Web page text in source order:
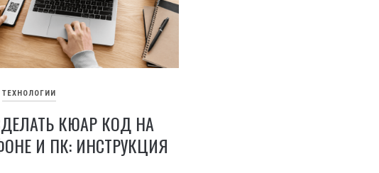
ТЕХНОЛОГИИ
КЮАР КОД НА
И ПК: ИНСТРУКЦИЯ